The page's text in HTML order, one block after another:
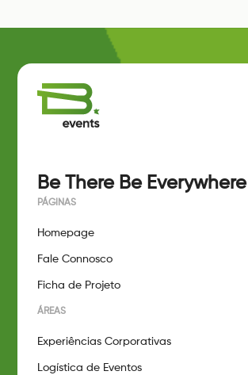
Be There Be Everywhere
PÁGINAS
Homepage
Fale Connosco
Ficha de Projeto
ÁREAS
Experiências Corporativas
Logística de Eventos